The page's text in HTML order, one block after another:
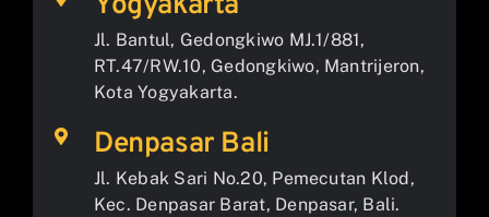
Jl. Bantul, Gedongkiwo MJ.1/881,
RT.47/RW.10, Gedongkiwo, Mantrijeron,
Kota Yogyakarta.
Denpasar Bali
Jl. Kebak Sari No.20, Pemecutan Klod,
Kec. Denpasar Barat, Denpasar, Bali.